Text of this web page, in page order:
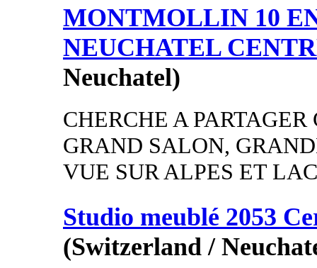
MONTMOLLIN 10
NEUCHATEL
Neuchatel)
CHERCHE A
GRAND SALON,
VUE SUR ALPES ET
Studio meublé 2053
(Switzerland /